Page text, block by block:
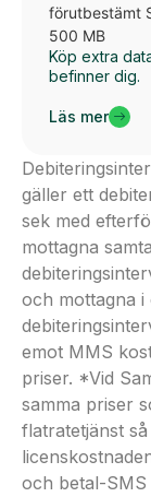
förutbestämt
500 MB
Köp extra
befinner dig.
Läs mer
gäller ett
sek med
mottagna
och mottagna
emot MMS
priser. *Vid
samma priser
flatratetjänst
och betal-SMS